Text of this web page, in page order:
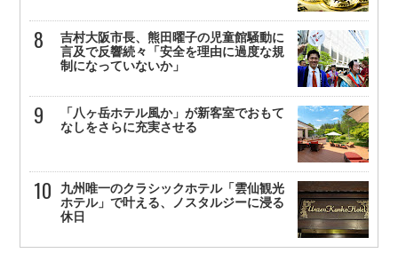
吉村大阪市長、熊田曜子の児童館騒動に
言及で反響続々「安全を理由に過度な規
制になっていないか」
「八ヶ岳ホテル風か」が新客室でおもて
なしをさらに充実させる
九州唯一のクラシックホテル「雲仙観光
ホテル」で叶える、ノスタルジーに浸る
休日